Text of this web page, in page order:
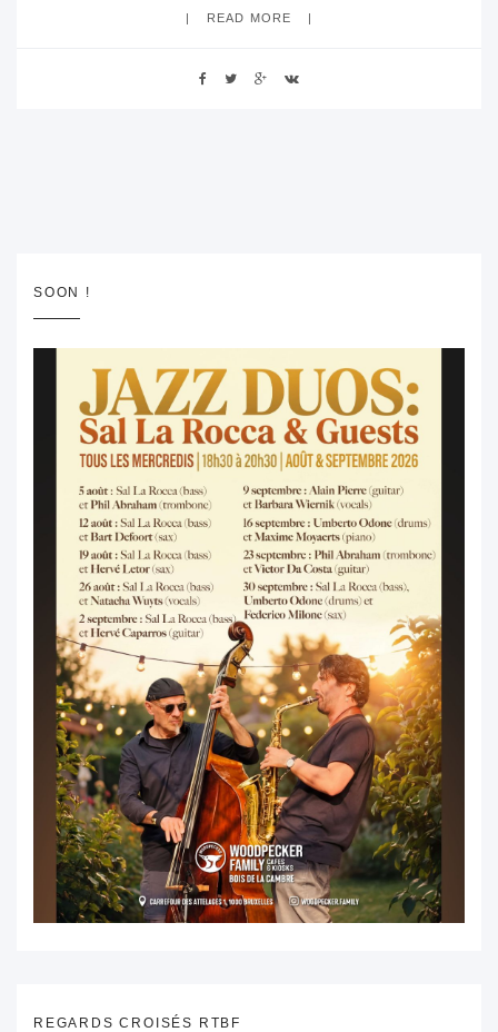
READ MORE
SOON !
REGARDS CROISÉS RTBF